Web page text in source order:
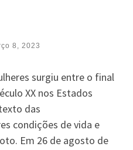
8, 2023
surgiu entre o final
XX nos Estados
das
condições de vida e
Em 26 de agosto de